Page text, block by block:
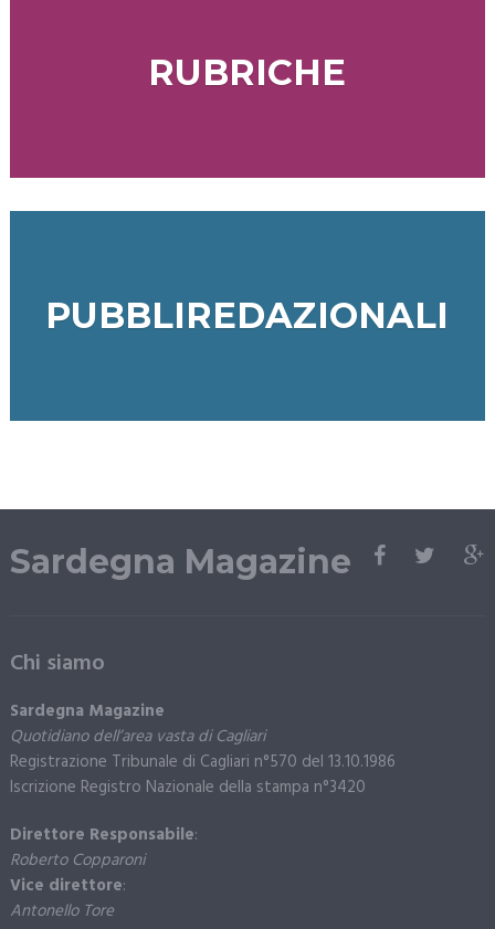
RUBRICHE
PUBBLIREDAZIONALI
Sardegna Magazine
Chi siamo
Sardegna Magazine
Quotidiano dell’area vasta di Cagliari
Registrazione Tribunale di Cagliari n°570 del 13.10.1986
Iscrizione Registro Nazionale della stampa n°3420
Direttore Responsabile:
Roberto Copparoni
Vice direttore:
Antonello Tore